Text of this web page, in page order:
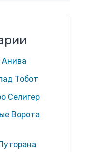
Анива
Тобот
Селигер
Ворота